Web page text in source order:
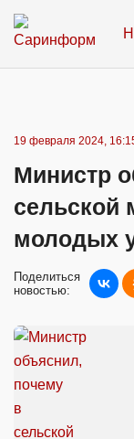
19 февраля 2024,
Министр
сельской
молодых
Поделиться
новостью: